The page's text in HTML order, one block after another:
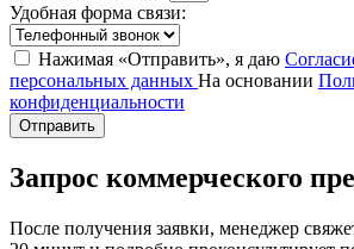
Удобная форма связи:
Нажимая «Отправить», я даю
персональных данных На основании
конфиденциальности
Отправить
Запрос коммерческого
После получения заявки, менеджер